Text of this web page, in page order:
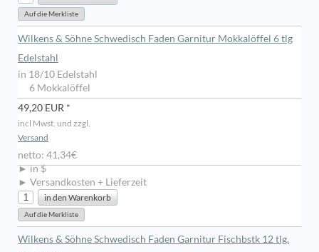
Wilkens & Söhne Schwedisch Faden Garnitur Mokkalöffel 6 tlg
Edelstahl
in 18/10 Edelstahl
6 Mokkalöffel
49,20 EUR *
incl Mwst. und zzgl.
Versand
netto: 41,34€
► in $
► Versandkosten + Lieferzeit
Wilkens & Söhne Schwedisch Faden Garnitur Fischbstk 12 tlg.